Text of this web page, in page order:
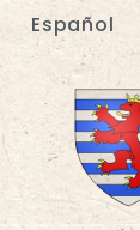
Español